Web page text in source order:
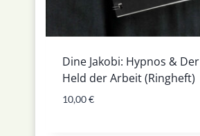
Dine Jakobi: Hypnos & Der
Held der Arbeit (Ringheft)
10,00€